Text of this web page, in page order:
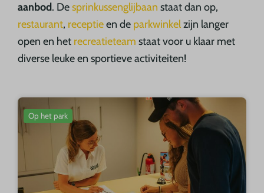
aanbod. Desprinkussenglijbaanstaat dan op,
restaurant, receptieen de parkwinkelzijn langer
open en het recreatieteamstaat voor u klaar met
diverse leuke en sportieve activiteiten!
Op het park